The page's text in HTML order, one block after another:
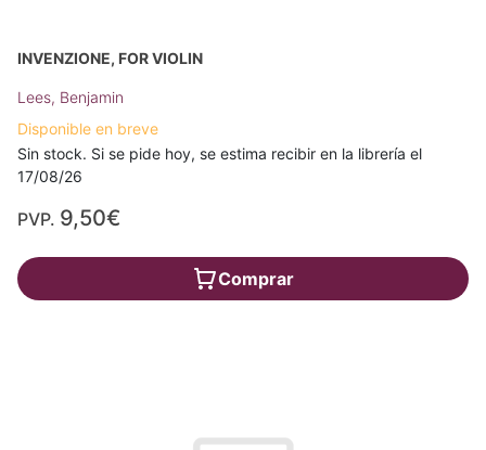
INVENZIONE, FOR VIOLIN
Lees, Benjamin
Disponible en breve
Sin stock. Si se pide hoy, se estima recibir en la librería el
17/08/26
PVP. 9,50€
Comprar